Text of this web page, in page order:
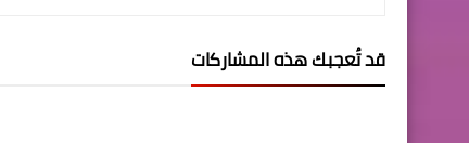
قد تُعجبك هذه المشاركات